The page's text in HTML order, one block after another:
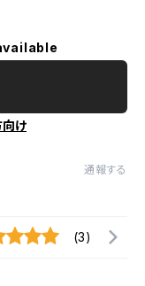
け
通報する
(3)